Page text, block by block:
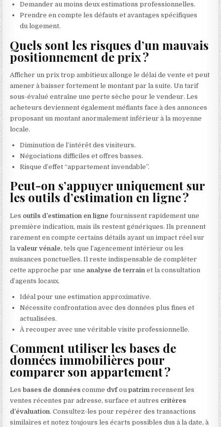
Demander au moins deux estimations professionnelles.
Prendre en compte les défauts et avantages spécifiques
du logement.
Quels sont les risques d’un mauvais
positionnement de prix ?
Afficher un prix trop ambitieux allonge le délai de vente et peut
amener à baisser fortement le montant par la suite. Un tarif
sous-évalué entraîne une perte sèche pour le vendeur. Les
acheteurs deviennent également méfiants face à des annonces
proposant un montant anormalement inférieur à la moyenne
locale.
Diminution de l’intérêt des visiteurs.
Négociations difficiles et offres basses.
Risque d’effet “appartement invendable”.
Peut-on s’appuyer uniquement sur
les outils d’estimation en ligne ?
Les outils d’estimation en ligne fournissent rapidement une
première indication, mais ils restent génériques. Ils prennent
rarement en compte certains détails ayant un impact réel sur
lavaleur vénale, tels que l’agencement intérieur ou les
nuisances ponctuelles. Il reste indispensable de compléter
cette approche par une analyse de terrain et la consultation
d’agents locaux.
Idéal pour une estimation approximative.
Nécessite confrontation avec des données plus fines et
actualisées.
À recouper avec une véritable visite professionnelle.
Comment utiliser les bases de
données immobilières pour
comparer son appartement ?
Lesbases de données comme dvfoupatrimrecensent les
ventes récentes par adresse, surface et autres critères
d’évaluation. Consultez-les pour repérer des transactions
similaires et notez toujours les écarts possibles dus à la date, à